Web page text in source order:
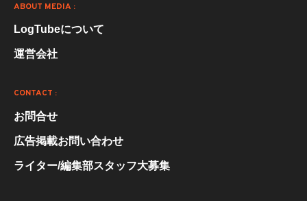
ABOUT MEDIA :
LogTubeについて
運営会社
CONTACT :
お問合せ
広告掲載お問い合わせ
ライター/編集部スタッフ大募集